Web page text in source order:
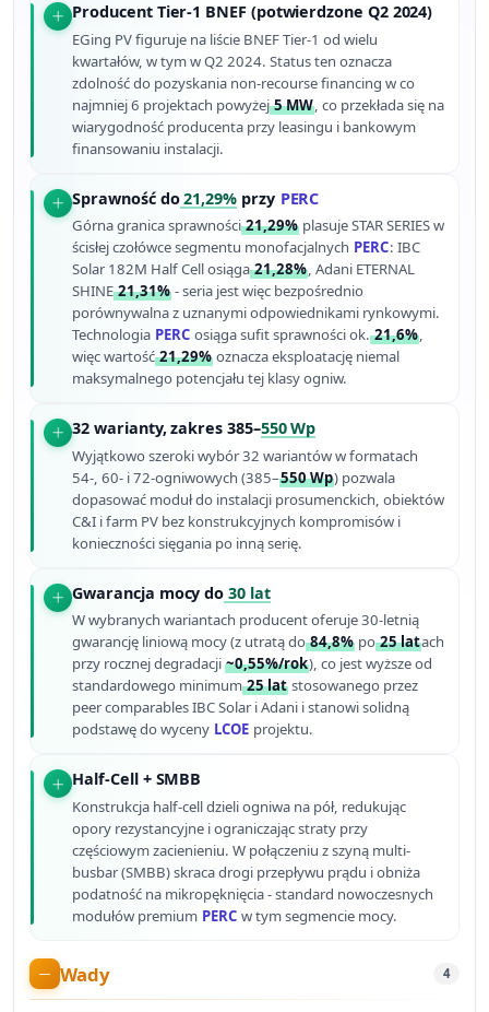
Producent Tier-1 BNEF (potwierdzone Q2 2024)
EGing PV figuruje na liście BNEF Tier-1 od wielu
kwartałów, w tym w Q2 2024. Status ten oznacza
zdolność do pozyskania non-recourse financing w co
najmniej 6 projektach powyżej5 MW, co przekłada się na
wiarygodność producenta przy leasingu i bankowym
finansowaniu instalacji.
Sprawność do21,29% przy PERC
Górna granica sprawności21,29% plasuje STAR SERIES w
ścisłej czołówce segmentu monofacjalnych PERC: IBC
Solar 182M Half Cell osiąga21,28%, Adani ETERNAL
SHINE21,31% - seria jest więc bezpośrednio
porównywalna z uznanymi odpowiednikami rynkowymi.
Technologia PERC osiąga sufit sprawności ok.21,6%,
więc wartość21,29% oznacza eksploatację niemal
maksymalnego potencjału tej klasy ogniw.
32 warianty, zakres 385–550 Wp
Wyjątkowo szeroki wybór 32 wariantów w formatach
54-, 60- i 72-ogniwowych (385–550 Wp) pozwala
dopasować moduł do instalacji prosumenckich, obiektów
C&I i farm PV bez konstruk­cyjnych kompromisów i
konieczności sięgania po inną serię.
Gwarancja mocy do 30 lat
W wybranych wariantach producent oferuje 30-letnią
gwarancję liniową mocy (z utratą do84,8% po25 latach
przy rocznej degradacji~0,55%/rok), co jest wyższe od
standardowego minimum25 lat stosowanego przez
peer comparables IBC Solar i Adani i stanowi solidną
podstawę do wyceny LCOE projektu.
Half-Cell + SMBB
Konstrukcja half-cell dzieli ogniwa na pół, redukując
opory rezystancyjne i ograniczając straty przy
częściowym zacienieniu. W połączeniu z szyną multi-
busbar (SMBB) skraca drogi przepływu prądu i obniża
podatność na mikropęknięcia - standard nowoczesnych
modułów premium PERC w tym segmencie mocy.
Wady 4